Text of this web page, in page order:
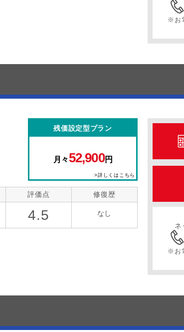
※お
残価設定型プラン
月々52,900円
>詳しくはこちら
評価点
4.5
修復歴
なし
ネ
※お